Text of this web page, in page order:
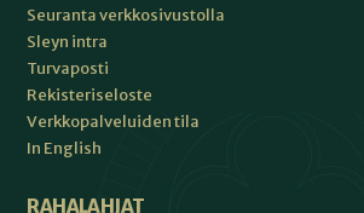
Seuranta verkkosivustolla
Sleyn intra
Turvaposti
Rekisteriseloste
Verkkopalveluiden tila
In English
RAHALAHJAT